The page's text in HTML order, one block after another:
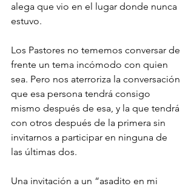
alega que vio en el lugar donde nunca
estuvo.
Los Pastores no tememos conversar de
frente un tema incómodo con quien
sea. Pero nos aterroriza la conversación
que esa persona tendrá consigo
mismo después de esa, y la que tendrá
con otros después de la primera sin
invitarnos a participar en ninguna de
las últimas dos.
Una invitación a un “asadito en mi